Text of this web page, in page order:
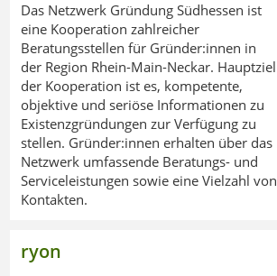
Das Netzwerk Gründung Südhessen ist
eine Kooperation zahlreicher
Beratungsstellen für Gründer:innen in
der Region Rhein-Main-Neckar. Hauptziel
der Kooperation ist es, kompetente,
objektive und seriöse Informationen zu
Existenzgründungen zur Verfügung zu
stellen. Gründer:innen erhalten über das
Netzwerk umfassende Beratungs- und
Serviceleistungen sowie eine Vielzahl von
Kontakten.
ryon